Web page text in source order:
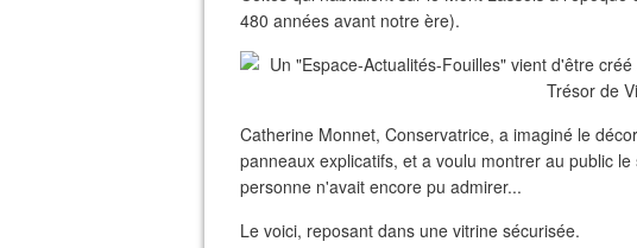
480 années avant notre ère).
Catherine Monnet, Conservatrice, a imaginé le
panneaux explicatifs, et a voulu montrer au public
personne n'avait encore pu admirer...
Le voici, reposant dans une vitrine sécurisée.